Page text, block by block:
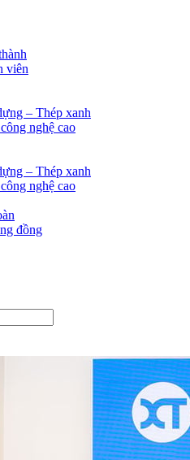
viên
– Thép xanh
nghệ cao
– Thép xanh
nghệ cao
đồng